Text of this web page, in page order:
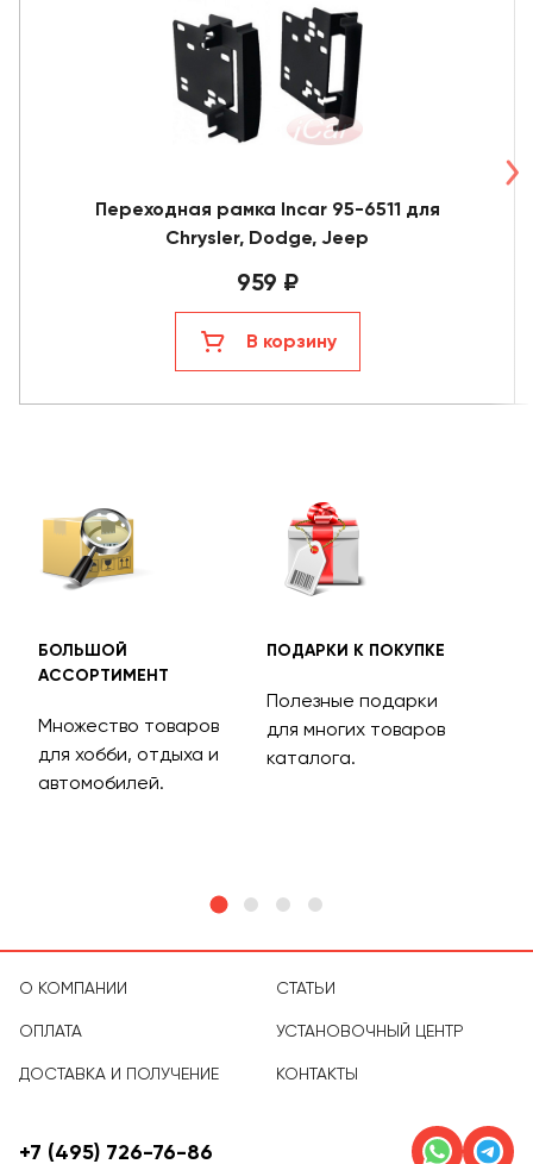
Переходная рамка Incar 95-6511 для
Chrysler, Dodge, Jeep
959 ₽
В корзину
БОЛЬШОЙ
АССОРТИМЕНТ
Множество товаров
для хобби, отдыха и
автомобилей.
ПОДАРКИ К ПОКУПКЕ
Полезные подарки
для многих товаров
каталога.
О КОМПАНИИ
ОПЛАТА
ДОСТАВКА И ПОЛУЧЕНИЕ
СТАТЬИ
УСТАНОВОЧНЫЙ ЦЕНТР
КОНТАКТЫ
+7 (495) 726-76-86